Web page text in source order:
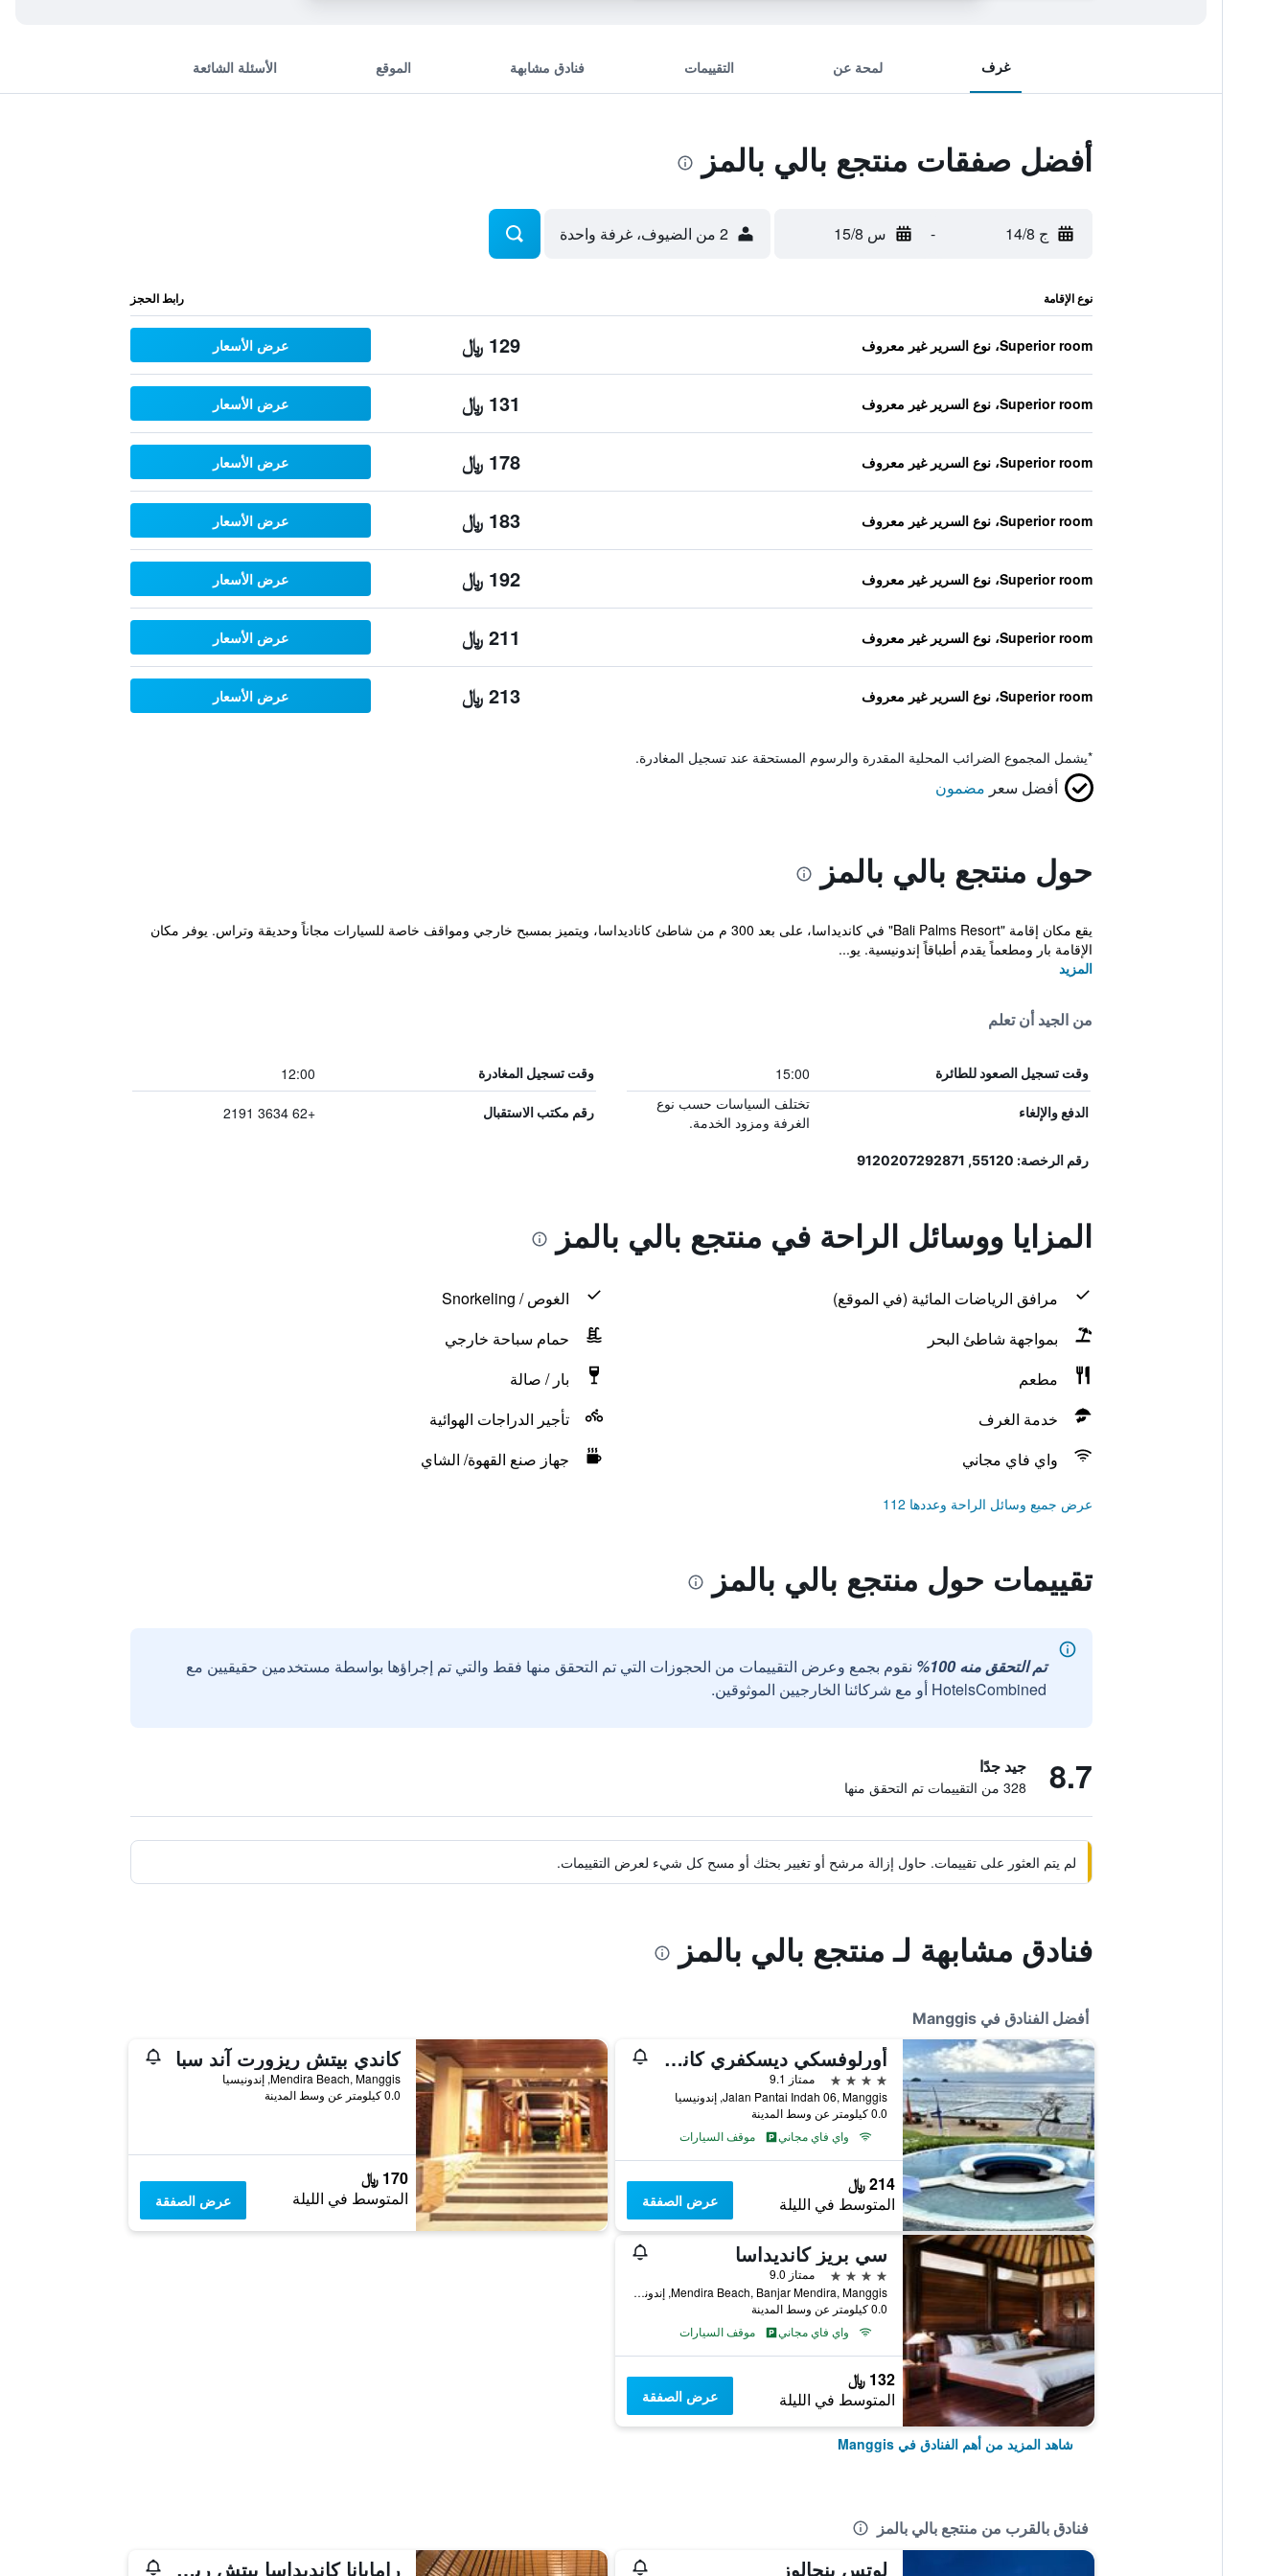
غرف لمحة عن التقييمات فنادق مشابهة الموقع الأسئلة الشائعة
أفضل صفقات منتجع بالي بالمز
ج 14/8 - س 15/8 2 من الضيوف، غرفة واحدة
نوع الإقامة رابط الحجز
Superior room، نوع السرير غير معروف 129 ﷼ عرض الأسعار
Superior room، نوع السرير غير معروف 131 ﷼ عرض الأسعار
Superior room، نوع السرير غير معروف 178 ﷼ عرض الأسعار
Superior room، نوع السرير غير معروف 183 ﷼ عرض الأسعار
Superior room، نوع السرير غير معروف 192 ﷼ عرض الأسعار
Superior room، نوع السرير غير معروف 211 ﷼ عرض الأسعار
Superior room، نوع السرير غير معروف 213 ﷼ عرض الأسعار
*يشمل المجموع الضرائب المحلية المقدرة والرسوم المستحقة عند تسجيل المغادرة.
أفضل سعر مضمون
حول منتجع بالي بالمز
يقع مكان إقامة "Bali Palms Resort" في كانديداسا، على بعد 300 م من شاطئ كاناديداسا، ويتميز بمسبح خارجي ومواقف خاصة للسيارات مجاناً وحديقة وتراس. يوفر مكان
الإقامة بار ومطعماً يقدم أطباقاً إندونيسية. يو...
المزيد
من الجيد أن تعلم
وقت تسجيل الصعود للطائرة 15:00 وقت تسجيل المغادرة 12:00
الدفع والإلغاء
تختلف السياسات حسب نوع
الغرفة ومزود الخدمة.
رقم مكتب الاستقبال +62 3634 2191
رقم الرخصة: 55120, 9120207292871
المزايا ووسائل الراحة في منتجع بالي بالمز
مرافق الرياضات المائية (في الموقع)
الغوص / Snorkeling
بمواجهة شاطئ البحر
حمام سباحة خارجي
مطعم
بار / صالة
خدمة الغرف
تأجير الدراجات الهوائية
واي فاي مجاني
جهاز صنع القهوة/ الشاي
عرض جميع وسائل الراحة وعددها 112
تقييمات حول منتجع بالي بالمز
تم التحقق منه 100%
نقوم بجمع وعرض التقييمات من الحجوزات التي تم التحقق منها فقط والتي تم إجراؤها بواسطة مستخدمين حقيقيين مع
HotelsCombined أو مع شركائنا الخارجيين الموثوقين.
8.7 جيد جدًا
328 من التقييمات تم التحقق منها
لم يتم العثور على تقييمات. حاول إزالة مرشح أو تغيير بحثك أو مسح كل شيء لعرض التقييمات.
فنادق مشابهة لـ منتجع بالي بالمز
أفضل الفنادق في Manggis
أورلوفسكي ديسكفري كانديداسا هوتل
4 نجوم
ممتاز 9.1
Jalan Pantai Indah 06, Manggis, إندونيسيا
0.0 كيلومتر عن وسط المدينة
واي فاي مجاني
موقف السيارات
214 ﷼
المتوسط في الليلة عرض الصفقة
كاندي بيتش ريزورت آند سبا
Mendira Beach, Manggis, إندونيسيا
0.0 كيلومتر عن وسط المدينة
170 ﷼
المتوسط في الليلة عرض الصفقة
سي بريز كانديداسا
4 نجوم
ممتاز 9.0
Mendira Beach, Banjar Mendira, Manggis, إندونيسيا
0.0 كيلومتر عن وسط المدينة
واي فاي مجاني
موقف السيارات
132 ﷼
المتوسط في الليلة عرض الصفقة
شاهد المزيد من أهم الفنادق في Manggis
فنادق بالقرب من منتجع بالي بالمز
لوتس بنجالوز رامايانا كانديداسا بيتش ريزورت